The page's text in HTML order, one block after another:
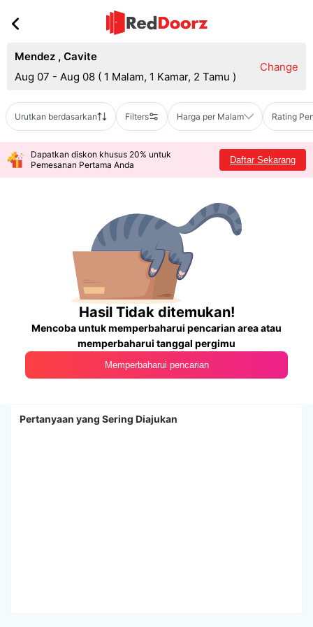
Mendez , Cavite
Aug 07 - Aug 08 ( 1 Malam, 1 Kamar, 2 Tamu )
Change
Urutkan berdasarkan Filters Harga per Malam Rating
Dapatkan diskon khusus 20% untuk
Pemesanan Pertama Anda
Daftar Sekarang
Hasil Tidak ditemukan!
Mencoba untuk memperbaharui pencarian area atau
memperbaharui tanggal pergimu
Memperbaharui pencarian
Pertanyaan yang Sering Diajukan